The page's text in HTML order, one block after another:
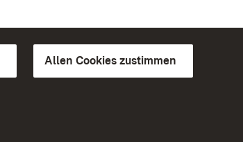
Allen Cookies zustimmen